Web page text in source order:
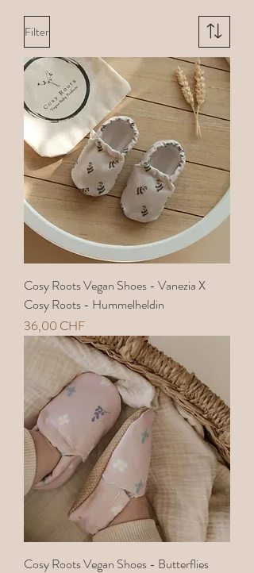
Filter
Cosy Roots Vegan Shoes - Vanezia X
Cosy Roots - Hummelheldin
Preis
36,00 CHF
Cosy Roots Vegan Shoes - Butterflies